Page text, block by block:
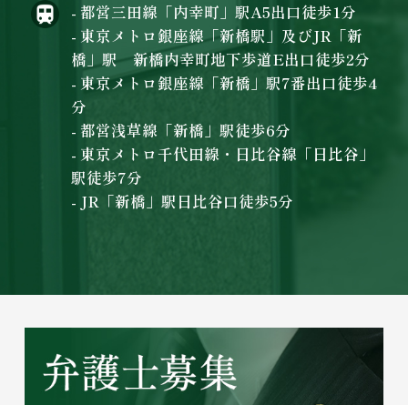
- 都営三田線「内幸町」駅A5出口徒歩1分
- 東京メトロ銀座線「新橋駅」及びJR「新
橋」駅 新橋内幸町地下歩道E出口徒歩2分
- 東京メトロ銀座線「新橋」駅7番出口徒歩4
分
- 都営浅草線「新橋」駅徒歩6分
- 東京メトロ千代田線・日比谷線「日比谷」
駅徒歩7分
- JR「新橋」駅日比谷口徒歩5分